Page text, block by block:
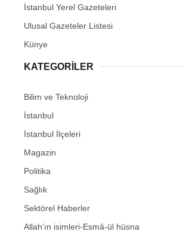
İstanbul Yerel Gazeteleri
Ulusal Gazeteler Listesi
Künye
KATEGORİLER
Bilim ve Teknoloji
İstanbul
İstanbul İlçeleri
Magazin
Politika
Sağlık
Sektörel Haberler
Allah’ın isimleri-Esmâ-ül hüsna